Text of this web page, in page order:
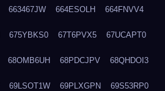
663467JW 664ESOLH 664FNVV4
675YBKS0 67T6PVX5 67UCAPT0
68OMB6UH 68PDCJPV 68QHDOI3
69LSOT1W 69PLXGPN 69S53RP0